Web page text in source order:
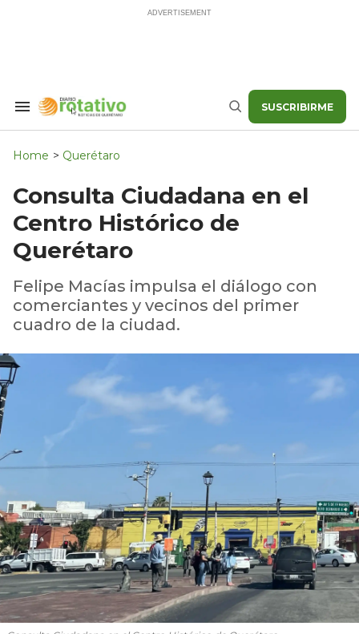
Search
Navigation
Buscar SUSCRIBIRME
Home > Querétaro
Consulta Ciudadana en el
Centro Histórico de
Querétaro
Felipe Macías impulsa el diálogo con
comerciantes y vecinos del primer
cuadro de la ciudad.